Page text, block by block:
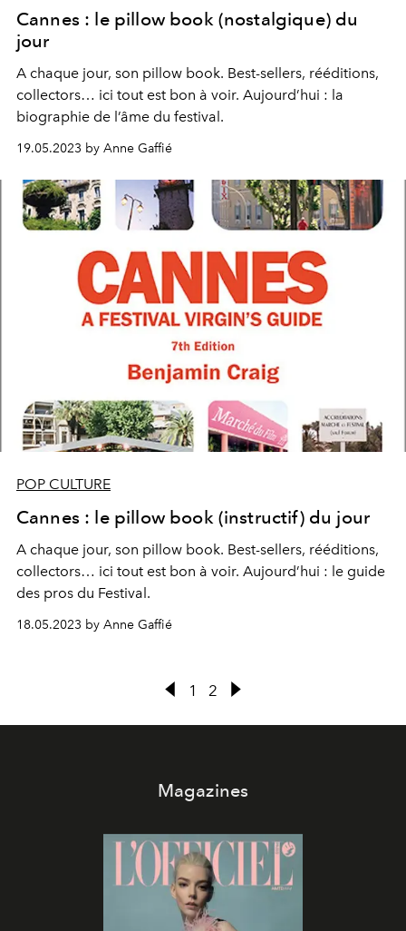
Cannes : le pillow book (nostalgique) du
jour
A chaque jour, son pillow book. Best-sellers, rééditions,
collectors… ici tout est bon à voir. Aujourd’hui : la
biographie de l’âme du festival.
19.05.2023 by Anne Gaffié
POP CULTURE
Cannes : le pillow book (instructif) du jour
A chaque jour, son pillow book. Best-sellers, rééditions,
collectors… ici tout est bon à voir. Aujourd’hui : le guide
des pros du Festival.
18.05.2023 by Anne Gaffié
1 2
Magazines